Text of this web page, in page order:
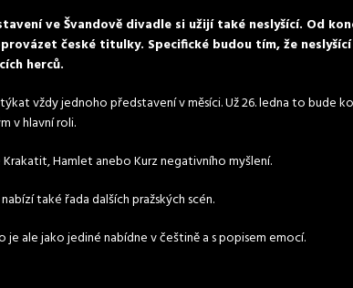
ve Švandově divadle si užijí také neslyšící. Od
české titulky. Specifické budou tím, že
herců.
vždy jednoho představení v měsíci. Už 26. ledna to bude
v hlavní roli.
Hamlet anebo Kurz negativního myšlení.
také řada dalších pražských scén.
je ale jako jediné nabídne v češtině a s popisem emocí.